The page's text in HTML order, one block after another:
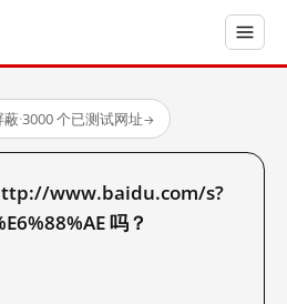
蔽·3000 个已测试网址→
www.baidu.com/s?
吗？